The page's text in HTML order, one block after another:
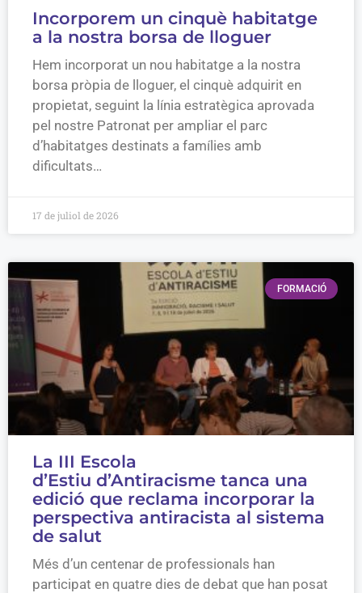
Incorporem un cinquè habitatge
a la nostra borsa de lloguer
Hem incorporat un nou habitatge a la nostra
borsa pròpia de lloguer, el cinquè adquirit en
propietat, seguint la línia estratègica aprovada
pel nostre Patronat per ampliar el parc
d’habitatges destinats a famílies amb
dificultats…
17 de juliol de 2026
FORMACIÓ
La III Escola
d’Estiu d’Antiracisme tanca una
edició que reclama incorporar la
perspectiva antiracista al sistema
de salut
Més d’un centenar de professionals han
participat en quatre dies de debat que han posat